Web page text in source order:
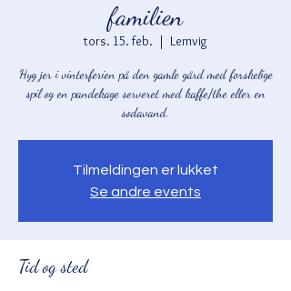
familien
tors. 15. feb.
  |
Lemvig
Hyg jer i vinterferien på den gamle gård med forskelige
spil og en pandekage serveret med kaffe/the eller en
sodavand.
Tilmeldingen er lukket
Se andre events
Tid og sted